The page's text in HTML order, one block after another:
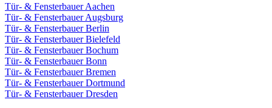
Tür- & Fensterbauer Aachen
Tür- & Fensterbauer Augsburg
Tür- & Fensterbauer Berlin
Tür- & Fensterbauer Bielefeld
Tür- & Fensterbauer Bochum
Tür- & Fensterbauer Bonn
Tür- & Fensterbauer Bremen
Tür- & Fensterbauer Dortmund
Tür- & Fensterbauer Dresden